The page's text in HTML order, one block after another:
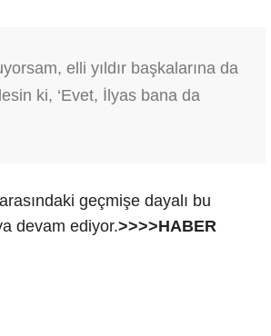
elli yıldır başkalarına da
ki, ‘Evet, İlyas bana da
geçmişe dayalı bu
devam ediyor.>>>>HABER